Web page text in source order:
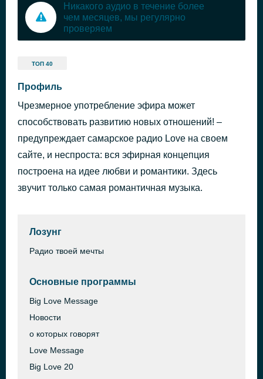
Никакого аудио в течение более
чем месяцев, мы регулярно
проверяем
ТОП 40
Профиль
Чрезмерное употребление эфира может
способствовать развитию новых отношений! –
предупреждает самарское радио Love на своем
сайте, и неспроста: вся эфирная концепция
построена на идее любви и романтики. Здесь
звучит только самая романтичная музыка.
Лозунг
Радио твоей мечты
Основные программы
Big Love Message
Новости
о которых говорят
Love Message
Big Love 20